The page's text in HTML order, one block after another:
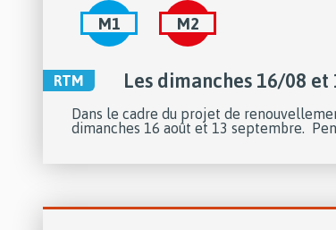
M1 M2
RTM Les dimanches 16/08 et
Dans le cadre du projet de
dimanches 16 août et 13 septembre.